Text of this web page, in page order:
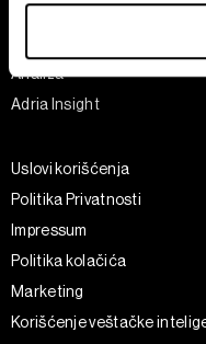
U svakom trenutku
saglasnost u
Partneri
kolačićima i drugim
kolačića.
Kolačiće u bilo kojem
Sport
Analiza
Adria Insight
Uslovi korišćenja
Politika Privatnosti
Impressum
Politika kolačića
Marketing
Korišćenje veštačke